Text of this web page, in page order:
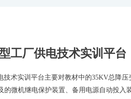
工厂供电技术实训平台
技术实训平台主要对教材中的35KV总降
的微机继电保护装置、备用电源自动投入